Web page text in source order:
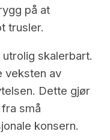
på at
trusler.
skalerbart.
veksten av
Dette gjør
små
konsern.